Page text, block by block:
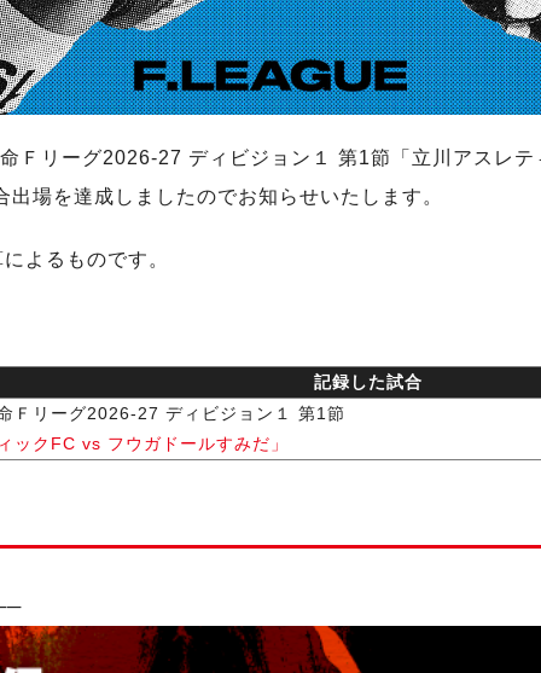
Ｆリーグ2026-27 ディビジョン１ 第1節「立川アスレ
場を達成しましたのでお知らせいたします。
よるものです。
記録した試合
Ｆリーグ2026-27 ディビジョン１ 第1節
ックFC vs フウガドールすみだ」
─